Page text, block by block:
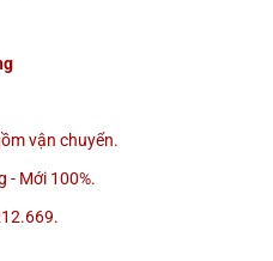
vận chuyển.
- Mới 100%.